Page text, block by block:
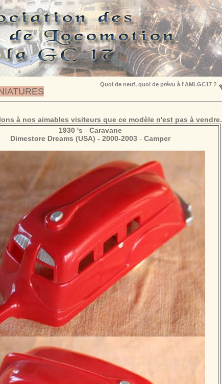
Quoi de neuf, quoi de prévu à l'AMLGC17 ?
à nos aimables visiteurs que ce modèle n'est pas à vendre.
1930 's - Caravane
Dimestore Dreams (USA) - 2000-2003 - Camper